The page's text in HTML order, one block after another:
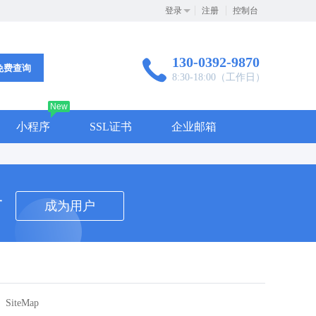
登录 注册 控制台
费查询 130-0392-9870
8:30-18:00（工作日）
小程序
New
SSL证书 企业邮箱
成为用户
SiteMap